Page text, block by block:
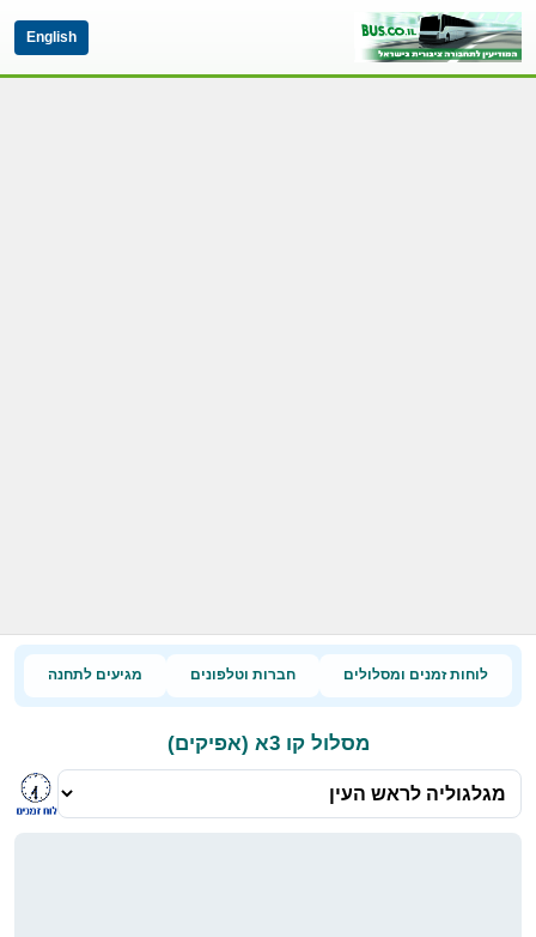
English
לוחות זמנים ומסלולים חברות וטלפונים מגיעים לתחנה
מסלול קו 3א (אפיקים)